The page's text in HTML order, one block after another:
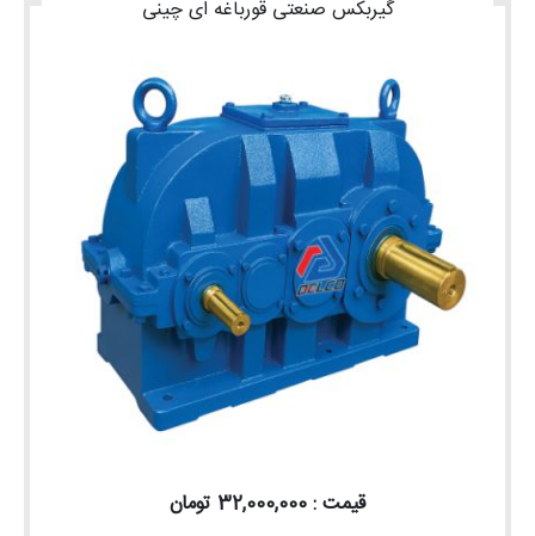
گیربکس صنعتی قورباغه ای چینی
قیمت : 32,000,000 تومان